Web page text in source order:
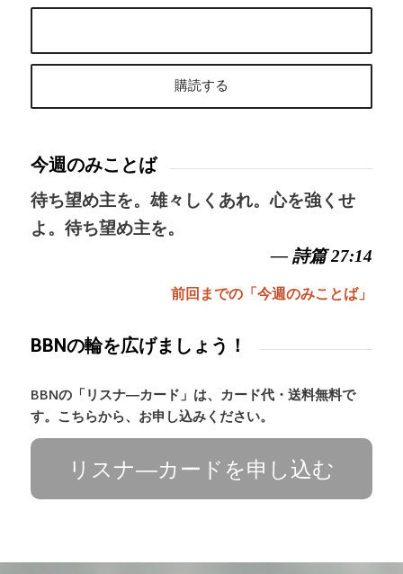
今週のみことば
待ち望め主を。雄々しくあれ。心を強くせ
よ。待ち望め主を。
— 詩篇 27:14
前回までの「今週のみことば」
BBNの輪を広げましょう！
BBNの「リスナ―カード」は、カード代・送料無料で
す。こちらから、お申し込みください。
リスナ―カードを申し込む